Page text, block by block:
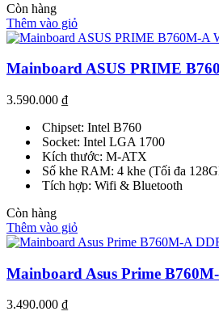
Còn hàng
Thêm vào giỏ
Mainboard ASUS PRIME
3.590.000 ₫
Chipset: Intel B760
Socket: Intel LGA 1700
Kích thước: M-ATX
Số khe RAM: 4 khe (Tối đa
Tích hợp: Wifi & Bluetooth
Còn hàng
Thêm vào giỏ
Mainboard Asus Prime
3.490.000 ₫